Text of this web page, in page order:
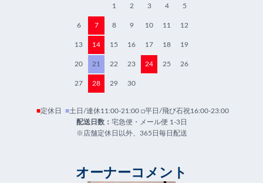
1 2 3 4 5
6 7 8 9 10 11 12
13 14 15 16 17 18 19
20 21 22 23 24 25 26
27 28 29 30
■定休日 ■土日/連休11:00-21:00 □平日/飛び石祝16:00-23:00
配送日数： 宅急便・メール便 1-3日
※店舗定休日以外、365日毎日配送
オーナーコメント